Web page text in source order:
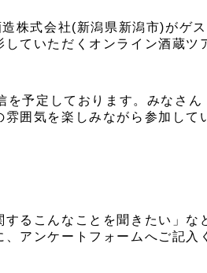
株式会社(新潟県新潟市)がゲス
ていただくオンライン酒蔵ツ
を予定しております。みなさん
囲気を楽しみながら参加して
するこんなことを聞きたい」な
アンケートフォームへご記入く